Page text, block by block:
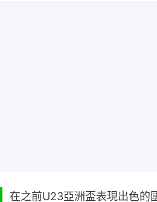
在之前U23亞洲盃表現出色的